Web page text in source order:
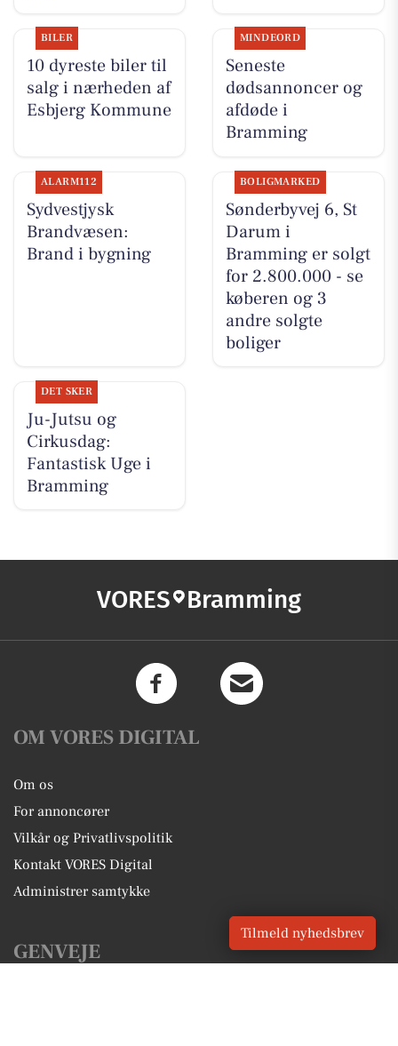
BILER
10 dyreste biler til
salg i nærheden af
Esbjerg Kommune
MINDEORD
Seneste
dødsannoncer og
afdøde i
Bramming
ALARM112
Sydvestjysk
Brandvæsen:
Brand i bygning
BOLIGMARKED
Sønderbyvej 6, St
Darum i
Bramming er solgt
for 2.800.000 - se
køberen og 3
andre solgte
boliger
DET SKER
Ju-Jutsu og
Cirkusdag:
Fantastisk Uge i
Bramming
VORES Bramming
OM VORES DIGITAL
Om os
For annoncører
Vilkår og Privatlivspolitik
Kontakt VORES Digital
Administrer samtykke
GENVEJE
Tilmeld nyhedsbrev